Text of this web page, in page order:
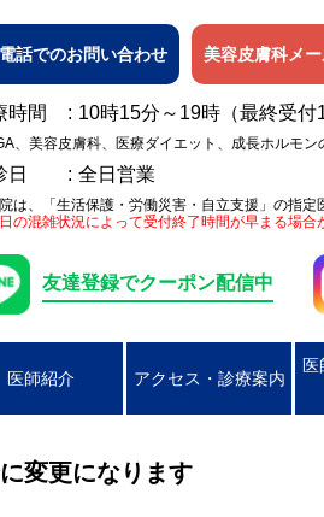
話でのお問い合わせ 美容皮膚科メ
時間 10時15分～19時（最終受付
、美容皮膚科、医療ダイエット、成長ホルモ
日 全日営業
は、「生活保護・労働災害・自立支援」の指定
の混雑状況によって受付終了時間が早まる場合
友達登録でクーポン配信中
かぶれ（接触皮膚炎）
咽頭クラミジア
医師紹介 アクセス・診療案内
変更になります